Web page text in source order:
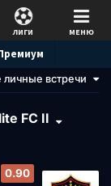
ЛИГИ МЕНЮ
встречи
FC II
0.90